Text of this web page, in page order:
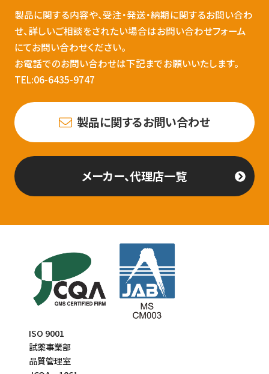
製品に関する内容や、受注・発送・納期に関するお問い合わ
せ、詳しいご相談をされたい場合はお問い合わせフォーム
にてお問い合わせください。
お電話でのお問い合わせは下記までお願いいたします。
TEL:06-6435-9747
製品に関するお問い合わせ
メーカー、代理店一覧
ISO 9001
試薬事業部
品質管理室